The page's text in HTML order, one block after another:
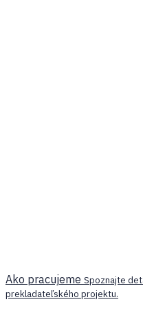
Ako pracujeme Spoznajte
prekladateľského projektu.